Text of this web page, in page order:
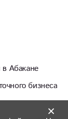
×
в Абакане
бизнеса